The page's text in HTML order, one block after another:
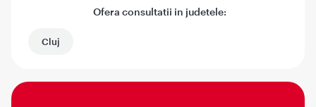
Ofera consultatii in judetele:
Cluj